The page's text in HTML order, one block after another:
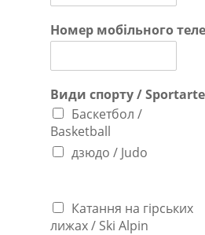
Номер мобільного
Види спорту /
Баскетбол /
Basketball
дзюдо / Judo
Катання на гірських
лижах / Ski Alpin